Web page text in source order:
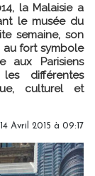
la Malaisie a
le musée du
semaine, son
au fort symbole
aux Parisiens
différentes
culturel et
Avril 2015 à 09:17